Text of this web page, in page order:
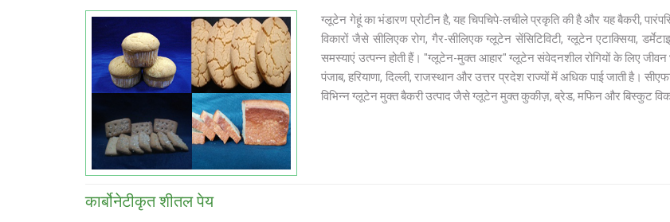
ग्लूटेन गेहूं का भंडारण प्रोटीन है, यह चिपचिपे-लचीले प्रकृति की है और यह बैकरी,
विकारों जैसे सीलिएक रोग, गैर-सीलिएक ग्लूटेन सेंसिटिविटी, ग्लूटेन एटाक्सिया,
समस्याएं उत्पन्न होती हैं। "ग्लूटेन-मुक्त आहार" ग्लूटेन संवेदनशील रोगियों के लिए
पंजाब, हरियाणा, दिल्ली, राजस्थान और उत्तर प्रदेश राज्यों में अधिक पाई जाती है।
विभिन्न ग्लूटेन मुक्त बैकरी उत्पाद जैसे ग्लूटेन मुक्त कुकीज़, ब्रेड, मफिन और बिस्कुट
कार्बोनेटीकृत शीतल पेय